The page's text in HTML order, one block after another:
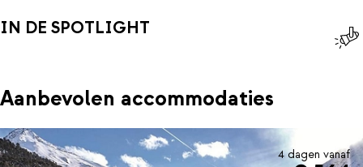
IN DE SPOTLIGHT
Aanbevolen accommodaties
4 dagen vanaf